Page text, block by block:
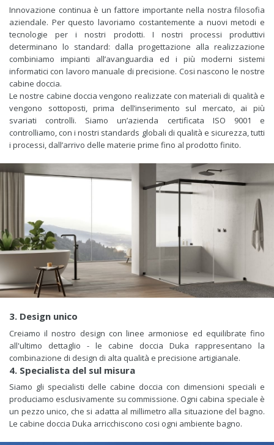
Innovazione continua è un fattore importante nella nostra filosofia
aziendale. Per questo lavoriamo costantemente a nuovi metodi e
tecnologie per i nostri prodotti. I nostri processi produttivi
determinano lo standard: dalla progettazione alla realizzazione
combiniamo impianti all’avanguardia ed i più moderni sistemi
informatici con lavoro manuale di precisione. Cosi nascono le nostre
cabine doccia.
Le nostre cabine doccia vengono realizzate con materiali di qualità e
vengono sottoposti, prima dell’inserimento sul mercato, ai più
svariati controlli. Siamo un’azienda certificata ISO 9001 e
controlliamo, con i nostri standards globali di qualità e sicurezza, tutti
i processi, dall’arrivo delle materie prime fino al prodotto finito.
3. Design unico
Creiamo il nostro design con linee armoniose ed equilibrate fino
all'ultimo dettaglio - le cabine doccia Duka rappresentano la
combinazione di design di alta qualità e precisione artigianale.
4. Specialista del sul misura
Siamo gli specialisti delle cabine doccia con dimensioni speciali e
produciamo esclusivamente su commissione. Ogni cabina speciale è
un pezzo unico, che si adatta al millimetro alla situazione del bagno.
Le cabine doccia Duka arricchiscono cosi ogni ambiente bagno.